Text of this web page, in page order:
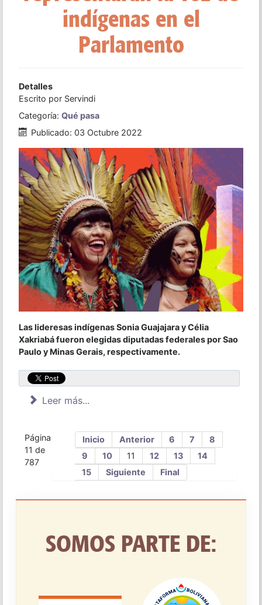
indígenas en el
Parlamento
Detalles
Escrito por Servindi
Categoría: Qué pasa
Publicado: 03 Octubre 2022
Las lideresas indígenas Sonia Guajajara y Célia
Xakriabá fueron elegidas diputadas federales por Sao
Paulo y Minas Gerais, respectivamente.
Leer más...
Página
11 de
787
Inicio Anterior 6 7
8
9
10 11 12 13
14
15
Siguiente Final
SOMOS PARTE DE: